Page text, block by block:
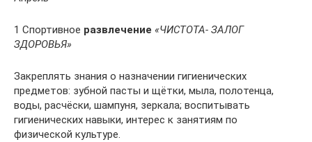
1 Спортивное развлечение «ЧИСТОТА- ЗАЛОГ
ЗДОРОВЬЯ»
Закреплять знания о назначении гигиенических
предметов: зубной пасты и щётки, мыла, полотенца,
воды, расчёски, шампуня, зеркала; воспитывать
гигиенических навыки, интерес к занятиям по
физической культуре.